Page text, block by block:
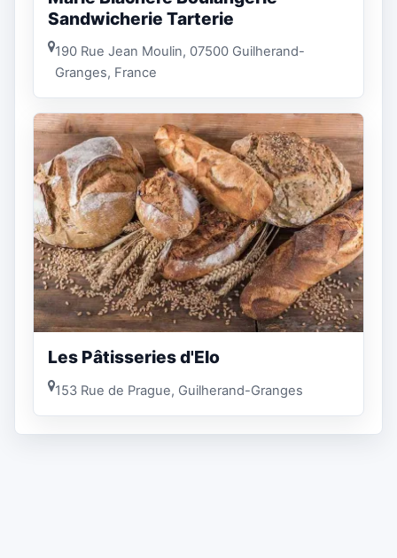
Sandwicherie Tarterie
190 Rue Jean Moulin, 07500 Guilherand-
Granges, France
Les Pâtisseries d'Elo
153 Rue de Prague, Guilherand-Granges